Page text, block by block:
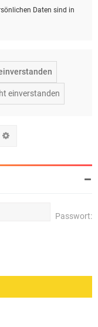
Daten sind in
Passwort: